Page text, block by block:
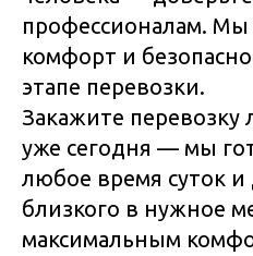
профессионалам. Мы
комфорт и
этапе перевозки.
Закажите перевозку
уже сегодня — мы
любое время суток и
близкого в нужное
максимальным